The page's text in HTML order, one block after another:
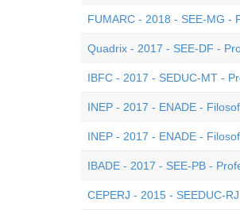
FUMARC - 2018 - SEE-MG -
Quadrix - 2017 - SEE-DF -
IBFC - 2017 - SEDUC-MT -
INEP - 2017 - ENADE -
INEP - 2017 - ENADE -
IBADE - 2017 - SEE-PB -
CEPERJ - 2015 - SEEDUC-